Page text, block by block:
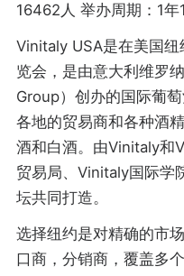
16462人 举办周期：1年
Vinitaly USA是在美国
览会，是由意大利维罗
Group）创办的国际葡
各地的贸易商和各种酒
酒和白酒。由Vinitaly和
贸易局、Vinitaly国际学
坛共同打造。
选择纽约是对精确的市
口商，分销商，覆盖多